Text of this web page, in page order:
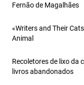
Fernão de Magalhães
«Writers and Their
Animal
Recoletores de lixo da
livros abandonados